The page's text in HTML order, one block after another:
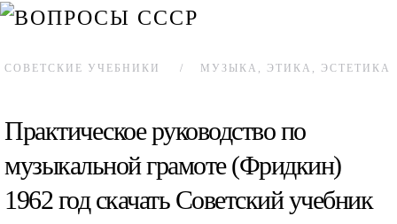
СОВЕТСКИЕ УЧЕБНИКИ МУЗЫКА, ЭТИКА, ЭСТЕТИКА
Практическое руководство по
музыкальной грамоте (Фридкин)
1962 год скачать Советский учебник